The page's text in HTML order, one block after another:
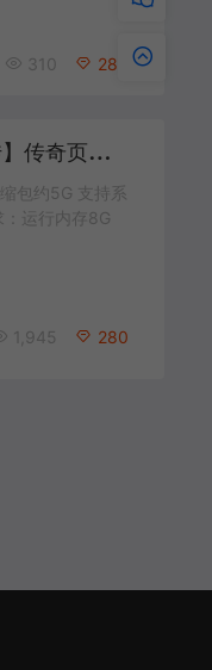
310 280
爱
游网单亲测【灭神圣妖传】传奇页游单机版微端带GM后台单职业定制精修版虚拟机一键
包约5G 支持系
运行内存8G
1,945 280